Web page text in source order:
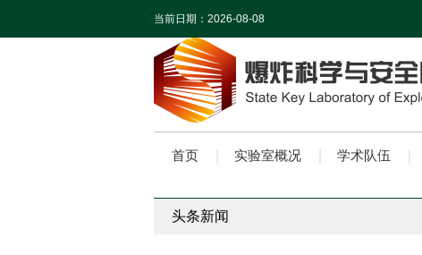
当前日期： 2026-08-08
首页 实验室概况 学术队伍
头条新闻